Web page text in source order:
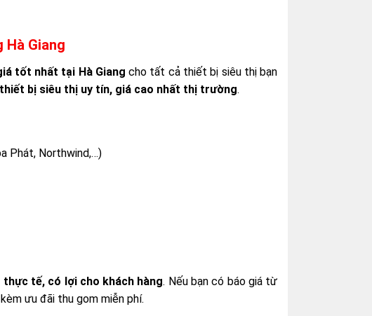
Hà Giang
tốt nhất tại Hà Giang cho tất cả thiết bị siêu thị bạn
bị siêu thị uy tín, giá cao nhất thị trường.
Phát, Northwind,…)
tế, có lợi cho khách hàng. Nếu bạn có báo giá từ
ưu đãi thu gom miễn phí.